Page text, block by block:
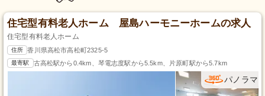
住宅型有料老人ホーム 屋島ハーモニーホームの求人
住宅型有料老人ホーム
住所 香川県高松市高松町2325-5
最寄駅 古高松駅から0.4km、琴電志度駅から5.5km、片原町駅から5.7km
パノラマ